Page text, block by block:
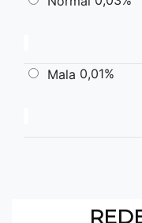
Mala 0,01%